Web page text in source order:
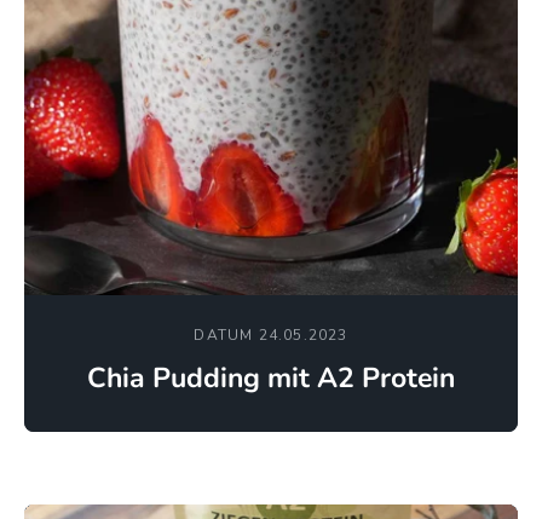
DATUM 24.05.2023
Chia Pudding mit A2 Protein